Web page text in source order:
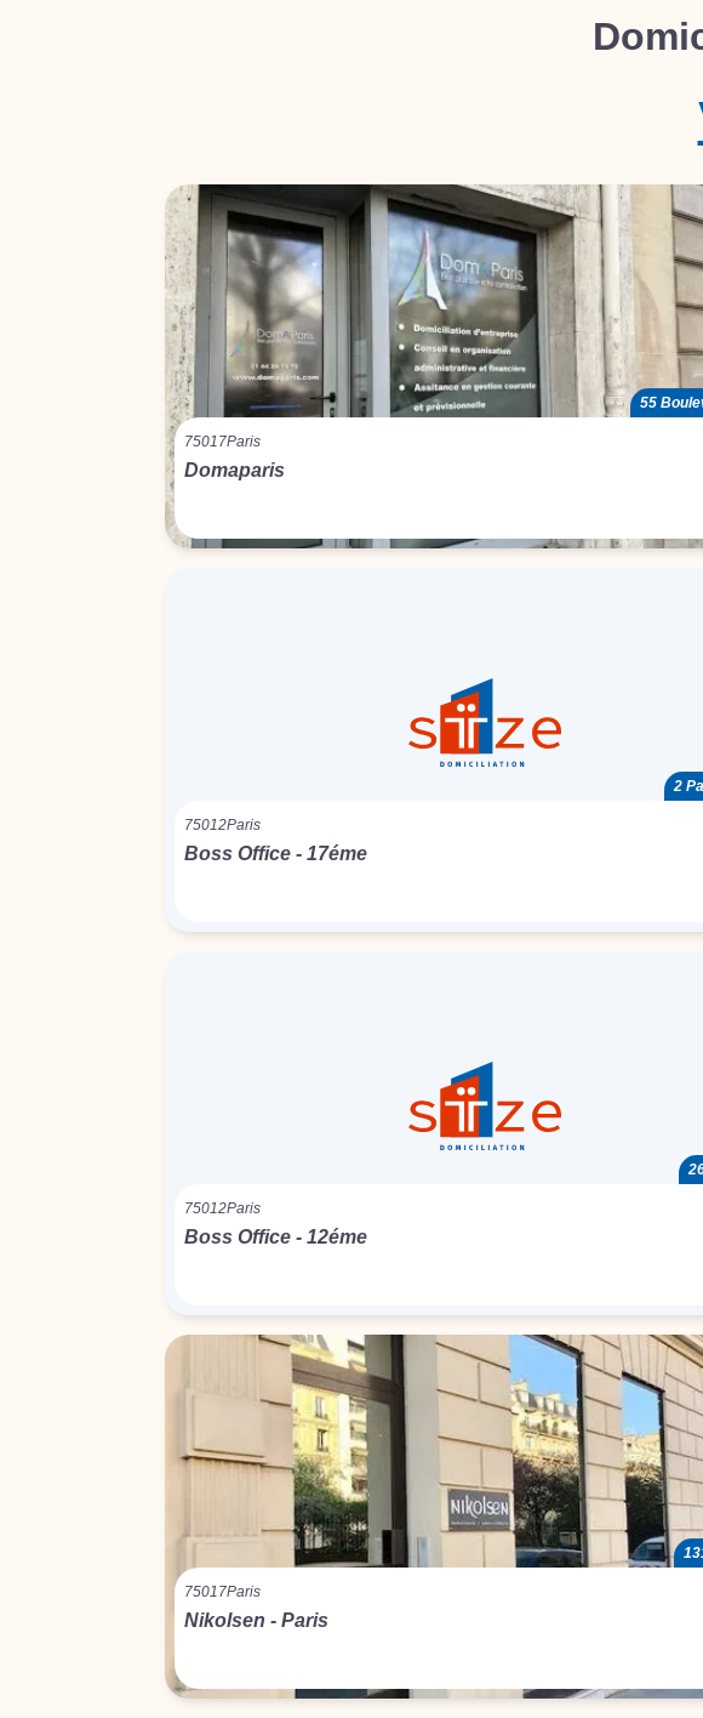
55
75017Paris
Domaparis
2
75012Paris
Boss Office - 17éme
75012Paris
Boss Office - 12éme
75017Paris
Nikolsen - Paris